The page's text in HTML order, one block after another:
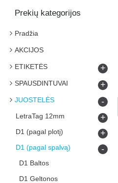
Prekių kategorijos
Pradžia
AKCIJOS
ETIKETĖS +
SPAUSDINTUVAI +
JUOSTELĖS -
LetraTag 12mm +
D1 (pagal plotį) +
D1 (pagal spalvą) -
D1 Baltos
D1 Geltonos